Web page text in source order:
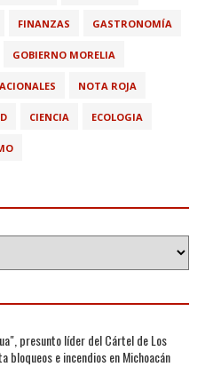
FINANZAS GASTRONOMÍA
GOBIERNO MORELIA
NOTA ROJA
CIENCIA ECOLOGIA
presunto líder del Cártel de Los
bloqueos e incendios en Michoacán